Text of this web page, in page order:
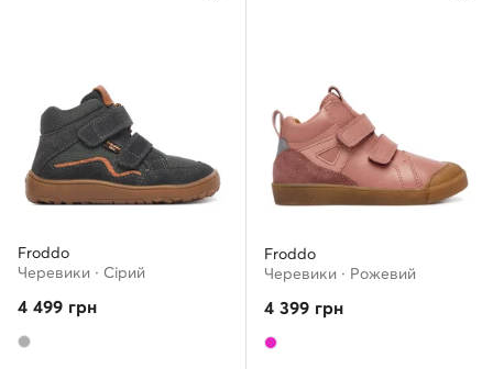
Froddo
Черевики · Сірий
4 499 грн
Froddo
Черевики · Рожевий
4 399 грн